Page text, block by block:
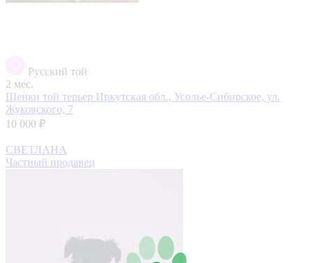
Русский той
2 мес.
Щенки той терьер Иркутская обл., Усолье-Сибирское, ул.
Жуковского, 7
10 000 ₽
СВЕТЛАНА
Частный продавец